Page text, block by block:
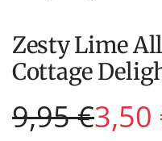
Zesty Lime All Butter Curd von
Cottage
9,95 €
Regulärer
3,50